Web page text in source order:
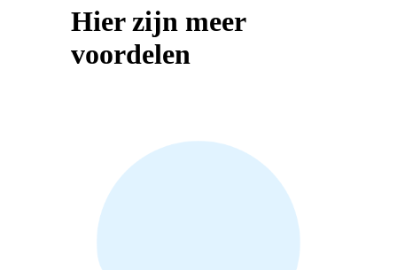
Hier zijn meer
voordelen